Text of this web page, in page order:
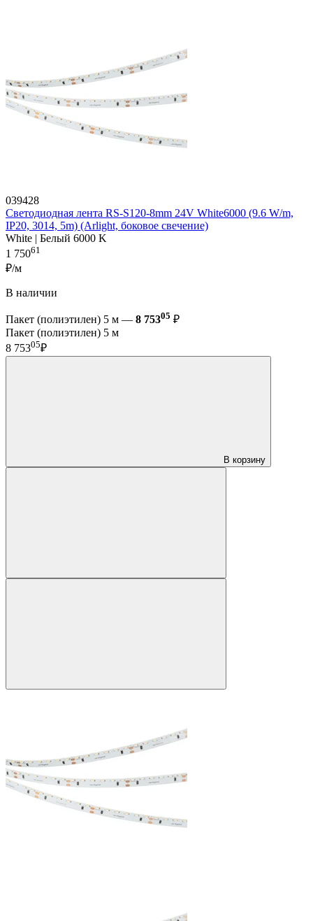
039428
Светодиодная лента RS-S120-8mm 24V White6000 (9.6 W/m,
IP20, 3014, 5m) (Arlight, боковое свечение)
White | Белый 6000 K
1 75061
₽/м
В наличии
Пакет (полиэтилен) 5 м — 8 75305 ₽
Пакет (полиэтилен) 5 м
8 75305₽
В корзину